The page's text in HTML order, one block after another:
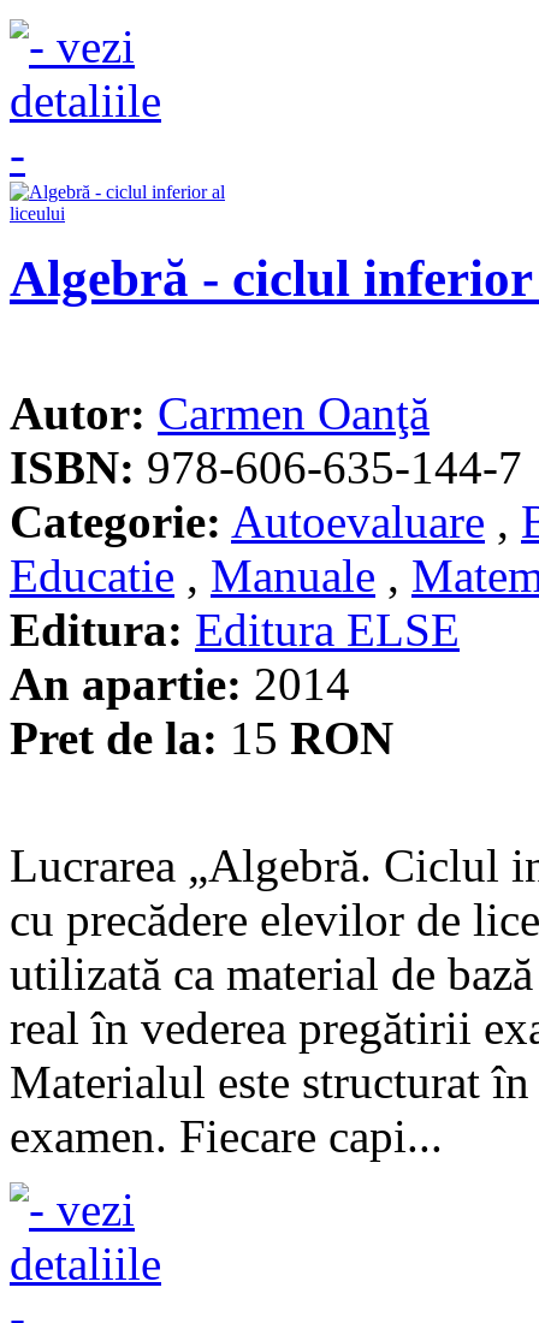
Algebră - ciclul
Autor: Carmen Oanţă
ISBN: 978-606-635-144-7
Categorie: Autoevaluare ,
Educatie , Manuale ,
Editura: Editura ELSE
An apartie: 2014
Pret de la: 15 RON
Lucrarea „Algebră. Ciclul
cu precădere elevilor de
utilizată ca material de
real în vederea pregătirii
Materialul este structurat
examen. Fiecare capi...